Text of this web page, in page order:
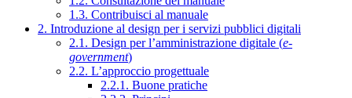
1.3. Contribuisci al manuale
2. Introduzione al design per i servizi pubblici digitali
2.1. Design per l’amministrazione digitale (e-
government)
2.2. L’approccio progettuale
2.2.1. Buone pratiche